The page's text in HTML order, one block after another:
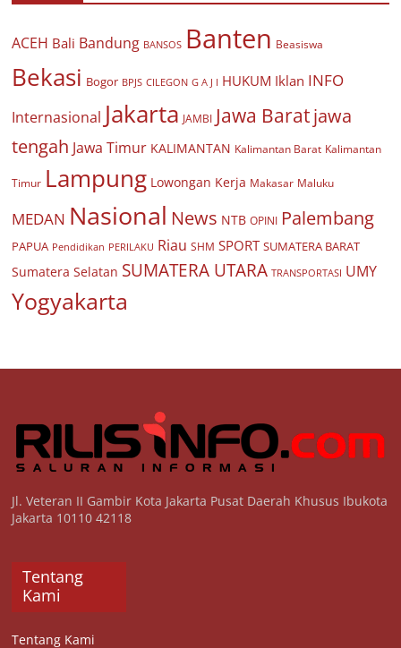
ACEH Bali Bandung BANSOS Banten Beasiswa
Bekasi Bogor BPJS CILEGON G A J I HUKUM Iklan INFO
Internasional Jakarta JAMBI Jawa Baratjawa
tengah Jawa Timur KALIMANTAN Kalimantan Barat Kalimantan
Timur Lampung Lowongan Kerja Makasar Maluku
MEDAN Nasional News NTB OPINI Palembang
PAPUA Pendidikan PERILAKU Riau SHM SPORT SUMATERA BARAT
Sumatera Selatan SUMATERA UTARA TRANSPORTASI UMY
Yogyakarta
Jl. Veteran II Gambir Kota Jakarta Pusat Daerah Khusus Ibukota
Jakarta 10110 42118
Tentang
Kami
Tentang Kami